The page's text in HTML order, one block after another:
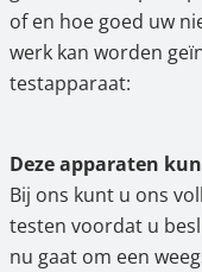
of en hoe goed uw
werk kan worden
testapparaat:
Deze apparaten
Bij ons kunt u ons
testen voordat u
nu gaat om een